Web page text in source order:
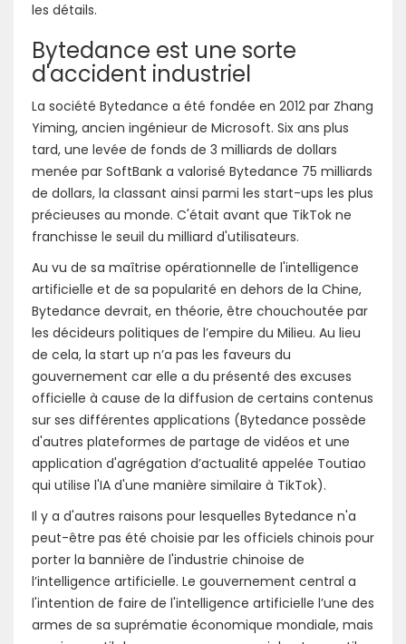
les détails.
Bytedance est une sorte
d'accident industriel
La société Bytedance a été fondée en 2012 par Zhang
Yiming, ancien ingénieur de Microsoft. Six ans plus
tard, une levée de fonds de 3 milliards de dollars
menée par SoftBank a valorisé Bytedance 75 milliards
de dollars, la classant ainsi parmi les start-ups les plus
précieuses au monde. C'était avant que TikTok ne
franchisse le seuil du milliard d'utilisateurs.
Au vu de sa maîtrise opérationnelle de l'intelligence
artificielle et de sa popularité en dehors de la Chine,
Bytedance devrait, en théorie, être chouchoutée par
les décideurs politiques de l’empire du Milieu. Au lieu
de cela, la start up n’a pas les faveurs du
gouvernement car elle a du présenté des excuses
officielle à cause de la diffusion de certains contenus
sur ses différentes applications (Bytedance possède
d'autres plateformes de partage de vidéos et une
application d'agrégation d’actualité appelée Toutiao
qui utilise l'IA d'une manière similaire à TikTok).
Il y a d'autres raisons pour lesquelles Bytedance n'a
peut-être pas été choisie par les officiels chinois pour
porter la bannière de l'industrie chinoise de
l’intelligence artificielle. Le gouvernement central a
l'intention de faire de l'intelligence artificielle l’une des
armes de sa suprématie économique mondiale, mais